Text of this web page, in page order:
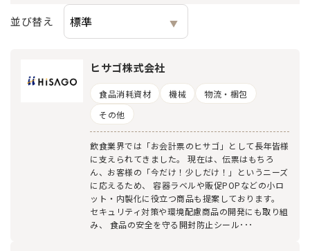
並び替え
ヒサゴ株式会社
食品消耗資材 機械
物流・梱包
その他
飲食業界では「お会計票のヒサゴ」として長年皆様
に支えられてきました。 現在は、伝票はもちろ
ん、お客様の「今だけ！少しだけ！」というニーズ
に応えるため、 容器ラベルや販促POPなどの小ロ
ット・内製化に役立つ商品も提案しております。
セキュリティ対策や環境配慮商品の開発にも取り組
み、 食品の安全を守る開封防止シール･･･